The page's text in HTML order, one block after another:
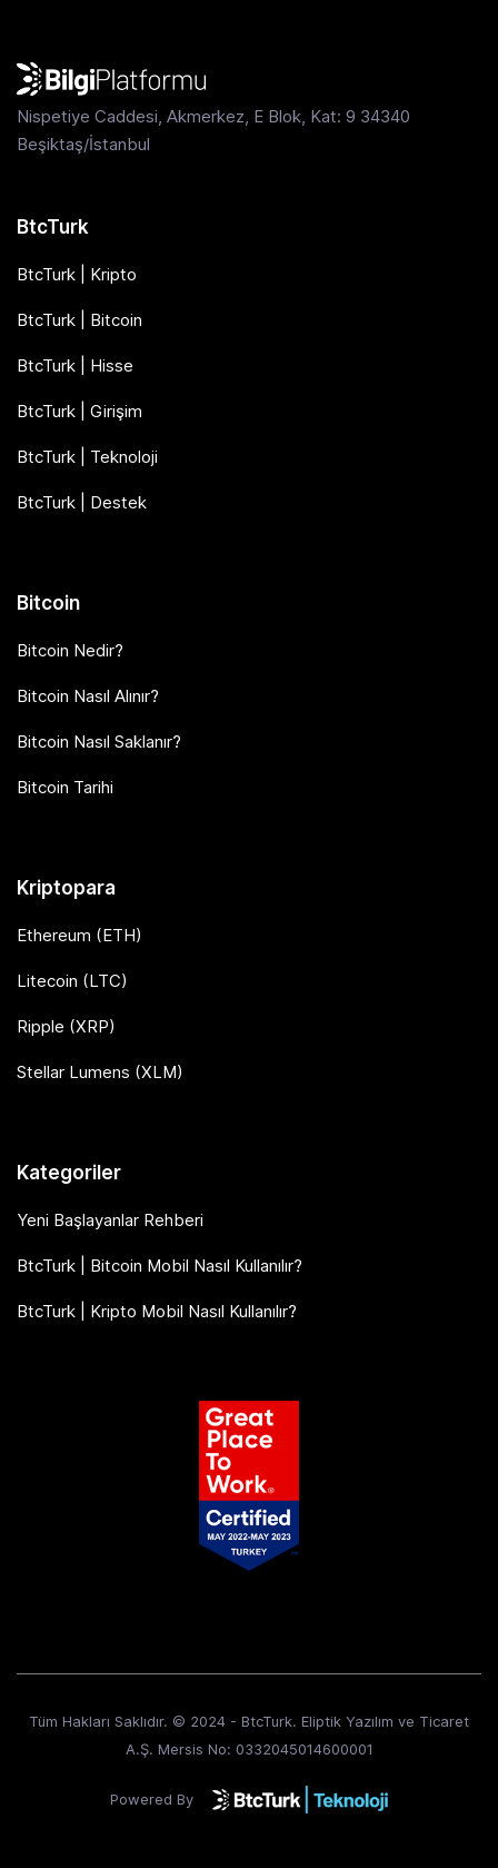
Nispetiye Caddesi, Akmerkez, E Blok, Kat: 9 34340
Beşiktaş/İstanbul
BtcTurk
BtcTurk | Kripto
BtcTurk | Bitcoin
BtcTurk | Hisse
BtcTurk | Girişim
BtcTurk | Teknoloji
BtcTurk | Destek
Bitcoin
Bitcoin Nedir?
Bitcoin Nasıl Alınır?
Bitcoin Nasıl Saklanır?
Bitcoin Tarihi
Kriptopara
Ethereum (ETH)
Litecoin (LTC)
Ripple (XRP)
Stellar Lumens (XLM)
Kategoriler
Yeni Başlayanlar Rehberi
BtcTurk | Bitcoin Mobil Nasıl Kullanılır?
BtcTurk | Kripto Mobil Nasıl Kullanılır?
Tüm Hakları Saklıdır. © 2024 - BtcTurk. Eliptik Yazılım ve Ticaret
A.Ş. Mersis No: 0332045014600001
Powered By